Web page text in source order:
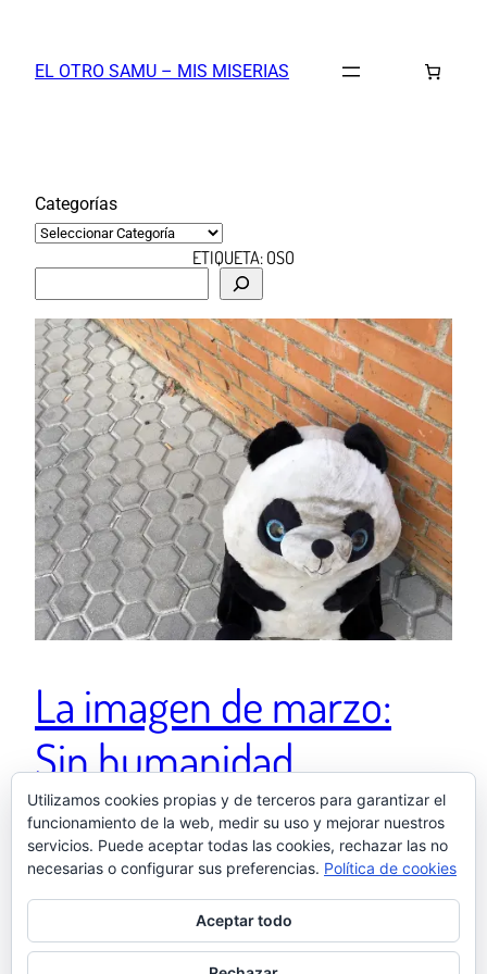
contenido
EL OTRO SAMU – MIS MISERIAS
Categorías
ETIQUETA:OSO
s
c
a
r
La imagen de marzo:
Sin humanidad
«Alguien ha tirado su humanidad a la basura 💔🥺»
13 abril, 2023
Utilizamos cookies propias y de terceros para garantizar el
funcionamiento de la web, medir su uso y mejorar nuestros
servicios. Puede aceptar todas las cookies, rechazar las no
necesarias o configurar sus preferencias. Política de cookies
Aceptar todo